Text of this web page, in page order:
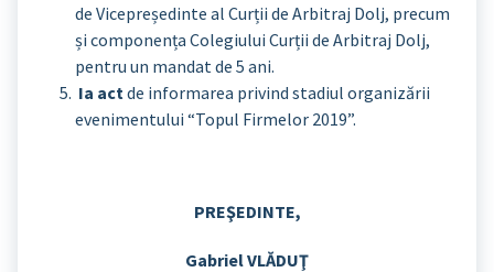
de Vicepreședinte al Curții de Arbitraj Dolj, precum
și componența Colegiului Curții de Arbitraj Dolj,
pentru un mandat de 5 ani.
Ia act de informarea privind stadiul organizării
evenimentului “Topul Firmelor 2019”.
PREŞEDINTE,
Gabriel VLĂDUŢ